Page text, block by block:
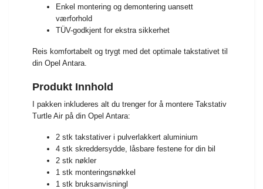
Enkel montering og demontering uansett
værforhold
TÜV-godkjent for ekstra sikkerhet
Reis komfortabelt og trygt med det optimale takstativet til
din Opel Antara.
Produkt Innhold
I pakken inkluderes alt du trenger for å montere Takstativ
Turtle Air på din Opel Antara:
2 stk takstativer i pulverlakkert aluminium
4 stk skreddersydde, låsbare festene for din bil
2 stk nøkler
1 stk monteringsnøkkel
1 stk bruksanvisningl